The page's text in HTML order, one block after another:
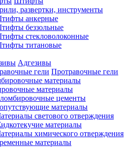
развертки, инструменты
анкерные
беззольные
стекловолоконные
титановые
Адгезивы
Протравочные гели
материалы
цементы
материалы
светового отверждения
материалы
химического отверждения
материалы